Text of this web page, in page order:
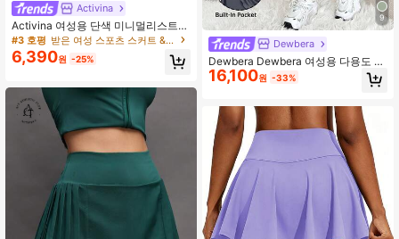
Activina
Activina 여성용 단색 미니멀리스트
하이 웨이스트 스포츠 스커트 & 스코
트
#3 호평 받은 여성 스포츠 스커트 & 스코트
6,390원 -25%
9
Dewbera
Dewbera Dewbera 여성용 다용도 여
름 스포츠 러닝 스커트
16,100원 -33%